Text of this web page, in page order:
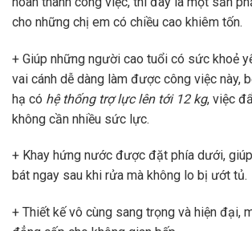
cho những chị em có chiều cao khiêm tốn.
+ Giúp những người cao tuổi có sức khoẻ
vai cánh dễ dàng làm được công việc này,
hạ có hệ thống trợ lực lên tới 12 kg, việc
không cần nhiều sức lực.
+ Khay hứng nước được đặt phía dưới,
bát ngay sau khi rửa mà không lo bị ướt tủ.
+ Thiết kế vô cùng sang trọng và hiện đại,